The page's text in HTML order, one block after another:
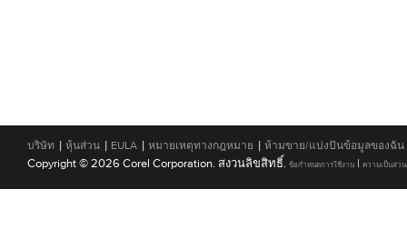
บริษัท | หุ้นส่วน | EULA | หมายเหตุทางกฎหมาย | ห้ามขาย/แบ่งปันข้อมูลของฉัน
Copyright © 2026 Corel Corporation. สงวนลิขสิทธิ์. ข้อกำหนดการใช้งาน | ความเป็นส่ว